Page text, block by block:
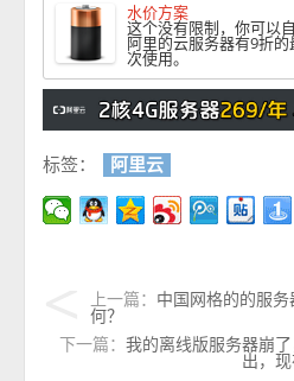
水价方案
这个没有限制，你可以
阿里的云服务器有9折
次使用。
标签： 阿里云
上一篇： 中国网格的的服
何？
下一篇： 我的离线版服务器崩
出，